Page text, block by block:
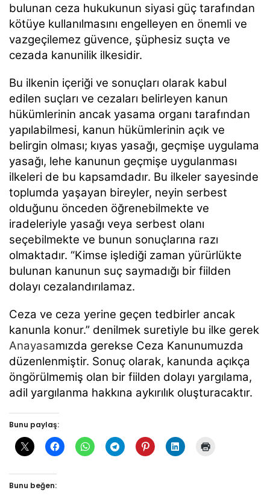
bulunan ceza hukukunun siyasi güç tarafından
kötüye kullanılmasını engelleyen en önemli ve
vazgeçilemez güvence, şüphesiz suçta ve
cezada kanunilik ilkesidir.
Bu ilkenin içeriği ve sonuçları olarak kabul
edilen suçları ve cezaları belirleyen kanun
hükümlerinin ancak yasama organı tarafından
yapılabilmesi, kanun hükümlerinin açık ve
belirgin olması; kıyas yasağı, geçmişe uygulama
yasağı, lehe kanunun geçmişe uygulanması
ilkeleri de bu kapsamdadır. Bu ilkeler sayesinde
toplumda yaşayan bireyler, neyin serbest
olduğunu önceden öğrenebilmekte ve
iradeleriyle yasağı veya serbest olanı
seçebilmekte ve bunun sonuçlarına razı
olmaktadır. “Kimse işlediği zaman yürürlükte
bulunan kanunun suç saymadığı bir fiilden
dolayı cezalandırılamaz.
Ceza ve ceza yerine geçen tedbirler ancak
kanunla konur.” denilmek suretiyle bu ilke gerek
Anayasamızda gerekse Ceza Kanunumuzda
düzenlenmiştir. Sonuç olarak, kanunda açıkça
öngörülmemiş olan bir fiilden dolayı yargılama,
adil yargılanma hakkına aykırılık oluşturacaktır.
Bunu paylaş:
Bunu beğen: